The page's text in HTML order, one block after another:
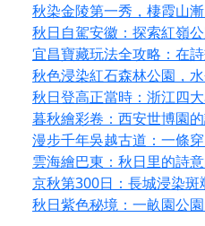
秋染金陵第一秀，棲霞山
秋日自駕安徽：探索紅嶺
宜昌寶藏玩法全攻略：在
秋色浸染紅石森林公園，
秋日登高正當時：浙江四
暮秋繪彩卷：西安世博園
漫步千年吳越古道：一條
雲海繪巴東：秋日里的詩
京秋第300日：長城浸染
秋日紫色秘境：一畝園公